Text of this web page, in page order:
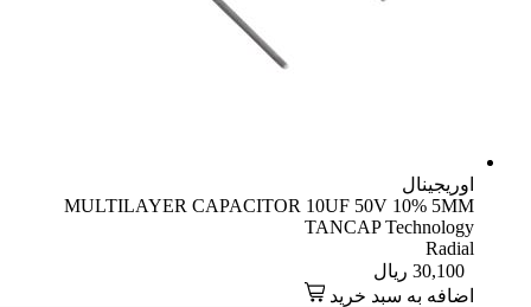
اوریجینال
MULTILAYER CAPACITOR 10UF 50V 10% 5MM
TANCAP Technology
Radial
30,100 ریال
اضافه به سبد خرید